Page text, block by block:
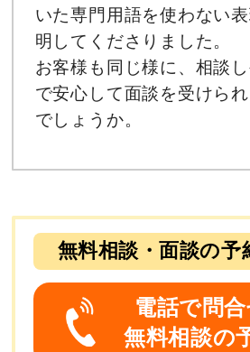
いた専門用語を使わない
明してくださりました。
お客様も同じ様に、相談
で安心して面談を受けら
でしょうか。
無料相談・面談の予
電話で問
無料相談の